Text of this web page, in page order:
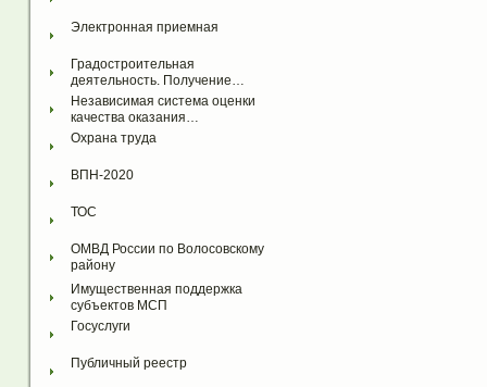
Электронная приемная
Градостроительная
деятельность. Получение…
Независимая система оценки
качества оказания…
Охрана труда
ВПН-2020
ТОС
ОМВД России по Волосовскому
району
Имущественная поддержка
субъектов МСП
Госуслуги
Публичный реестр